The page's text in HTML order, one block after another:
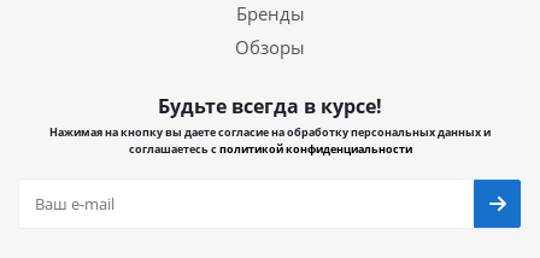
Бренды
Обзоры
Будьте всегда в курсе!
Нажимая на кнопку вы даете согласие на обработку персональных данных и
соглашаетесь сполитикой конфиденциальности